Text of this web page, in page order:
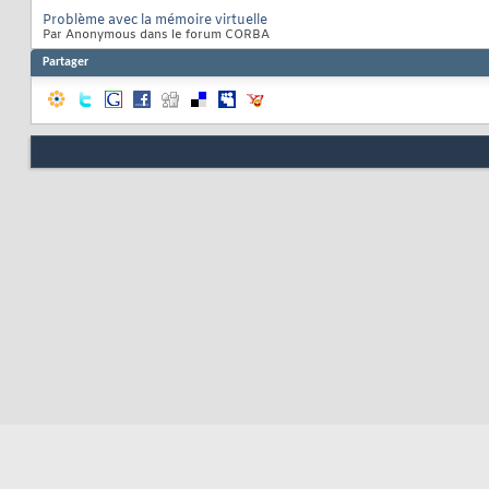
Problème avec la mémoire virtuelle
Par Anonymous dans le forum CORBA
Partager